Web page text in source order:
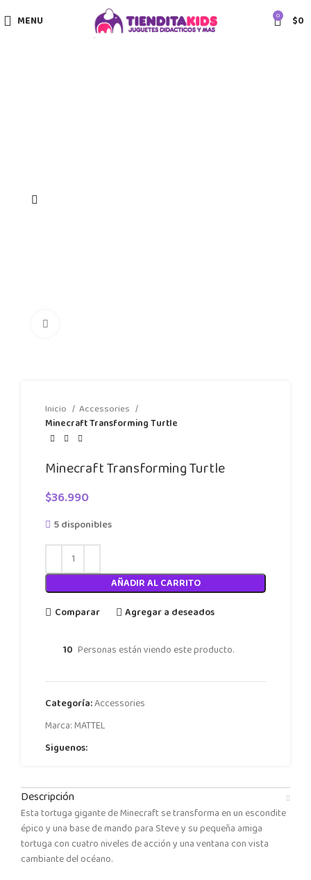
MENU 0 $0
Inicio
Accessories
Minecraft Transforming Turtle
Minecraft Transforming Turtle
$36.990
5 disponibles
AÑADIR AL CARRITO
Comparar
Agregar a deseados
10 Personas están viendo este producto.
Categoría:Accessories
Marca: MATTEL
Siguenos:
Descripción
Esta tortuga gigante de Minecraft se transforma en un escondite
épico y una base de mando para Steve y su pequeña amiga
tortuga con cuatro niveles de acción y una ventana con vista
cambiante del océano.